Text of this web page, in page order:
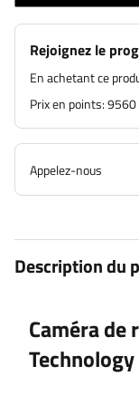
Rejoignez le
En achetant ce
Prix en points:9560
Appelez-nous
Description du
Caméra de
Technology